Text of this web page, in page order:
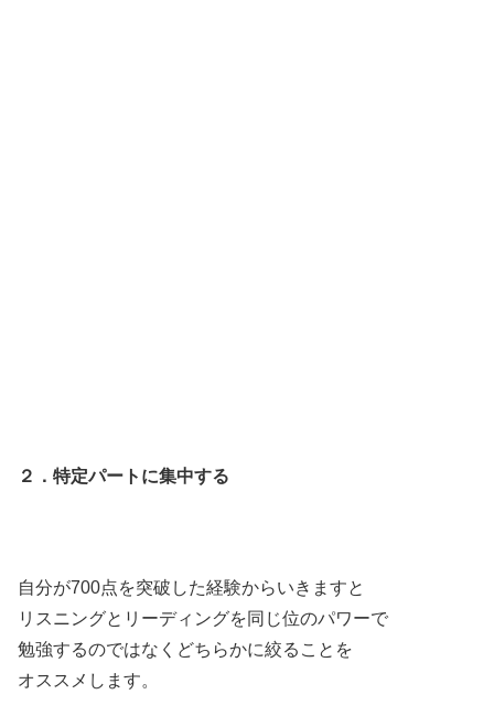
２．特定パートに集中する
自分が700点を突破した経験からいきますと
リスニングとリーディングを同じ位のパワーで
勉強するのではなくどちらかに絞ることを
オススメします。